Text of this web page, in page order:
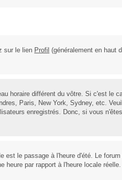
sur le lien Profil (généralement en haut
horaire différent du vôtre. Si c'est le
Paris, New York, Sydney, etc.
enregistrés. Donc, si vous
est le passage à l'heure d'été. Le forum
heure par rapport à l'heure locale réelle.